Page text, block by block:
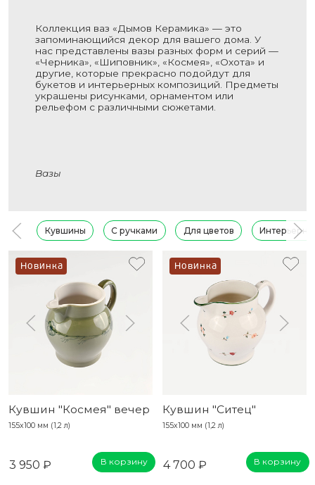
Коллекция ваз «Дымов Керамика» — это
запоминающийся декор для вашего дома. У
нас представлены вазы разных форм и серий —
«Черника», «Шиповник», «Космея», «Охота» и
другие, которые прекрасно подойдут для
букетов и интерьерных композиций. Предметы
украшены рисунками, орнаментом или
рельефом с различными сюжетами.
Вазы
Кувшины С ручками Для цветов
Новинка
Кувшин "Космея" вечер
155х100 мм (1,2 л)
3 950 ₽ В корзину
Новинка
Кувшин "Ситец"
155х100 мм (1,2 л)
4 700 ₽ В корзину